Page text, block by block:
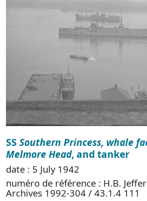
SS Southern Princess, whale
Melmore Head, and tanker
date : 5 July 1942
numéro de référence : H.B.
Archives 1992-304 / 43.1.4 111